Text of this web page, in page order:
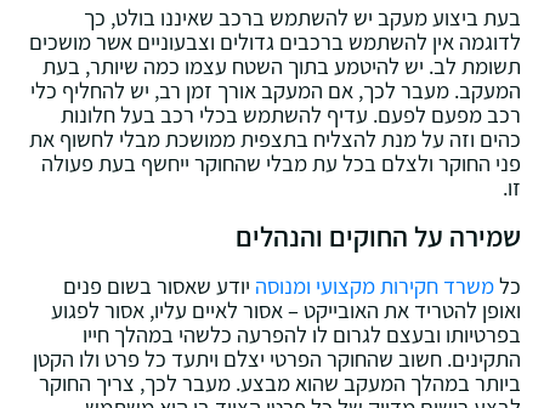
בעת ביצוע מעקב יש להשתמש ברכב שאיננו בולט, כך
לדוגמה אין להשתמש ברכבים גדולים וצבעוניים אשר מושכים
תשומת לב. יש להיטמע בתוך השטח עצמו כמה שיותר, בעת
המעקב. מעבר לכך, אם המעקב אורך זמן רב, יש להחליף כלי
רכב מפעם לפעם. עדיף להשתמש בכלי רכב בעל חלונות
כהים וזה על מנת להצליח בתצפית ממושכת מבלי לחשוף את
פני החוקר ולצלם בכל עת מבלי שהחוקר ייחשף בעת פעולה
זו.
שמירה על החוקים והנהלים
כלמשרד חקירות מקצועי ומנוסה יודע שאסור בשום פנים
ואופן להטריד את האובייקט – אסור לאיים עליו, אסור לפגוע
בפרטיותו ובעצם לגרום לו להפרעה כלשהי במהלך חייו
התקינים. חשוב שהחוקר הפרטי יצלם ויתעד כל פרט ולו הקטן
ביותר במהלך המעקב שהוא מבצע. מעבר לכך, צריך החוקר